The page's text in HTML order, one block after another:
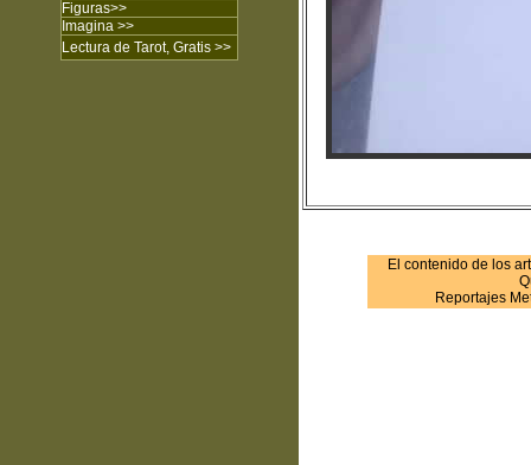
Figuras>>
Imagina >>
Lectura de Tarot, Gratis >>
El contenido de los
Reportajes